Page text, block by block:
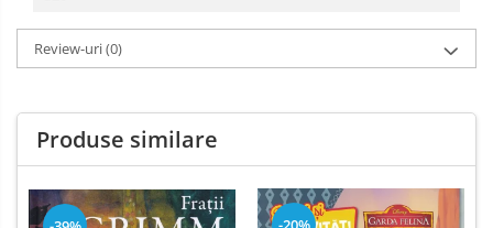
Review-uri(0)
Produse similare